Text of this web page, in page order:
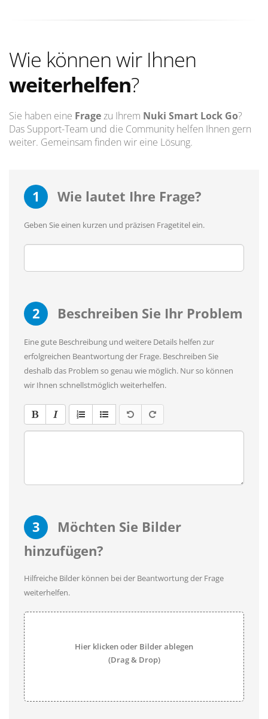
Wie können wir Ihnen
weiterhelfen?
Sie haben eine Fragezu Ihrem Nuki Smart Lock Go?
Das Support-Team und die Community helfen Ihnen gern
weiter. Gemeinsam finden wir eine Lösung.
1 Wie lautet Ihre Frage?
Geben Sie einen kurzen und präzisen Fragetitel ein.
2 Beschreiben Sie Ihr Problem
Eine gute Beschreibung und weitere Details helfen zur
erfolgreichen Beantwortung der Frage. Beschreiben Sie
deshalb das Problem so genau wie möglich. Nur so können
wir Ihnen schnellstmöglich weiterhelfen.
3
Möchten Sie Bilder
hinzufügen?
Hilfreiche Bilder können bei der Beantwortung der Frage
weiterhelfen.
Hier klicken oder Bilder ablegen
(Drag & Drop)